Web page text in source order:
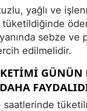
yağlı ve
sebze ve
edilmelidir.
GÜNÜN
saatlerinde